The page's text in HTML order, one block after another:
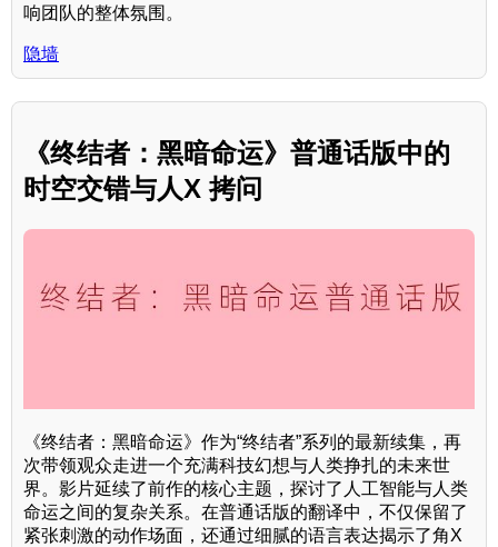
响团队的整体氛围。
隐墙
《终结者：黑暗命运》普通话版中的
时空交错与人X 拷问
《终结者：黑暗命运》作为“终结者”系列的最新续集，再
次带领观众走进一个充满科技幻想与人类挣扎的未来世
界。影片延续了前作的核心主题，探讨了人工智能与人类
命运之间的复杂关系。在普通话版的翻译中，不仅保留了
紧张刺激的动作场面，还通过细腻的语言表达揭示了角X